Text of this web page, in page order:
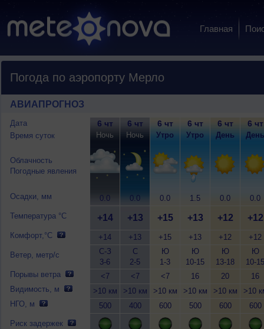
Главная
Погода по аэропорту Мерло
АВИАПРОГНОЗ
Дата
Время суток
Облачность
Погодные явления
Осадки, мм
Температура °C
Комфорт,°C
Ветер, метр/с
Порывы ветра
Видимость, м
НГО, м
Риск задержек
6 чт
Ночь
0.0
+14
+14
С-З
3-6
<7
>10 км
500
6 чт
Ночь
0.0
+13
+13
С
2-5
<7
>10 км
400
6 чт
Утро
0.0
+15
+15
Ю
1-3
<7
>10 км
600
6 чт
Утро
1.5
+13
+13
Ю
10-15
16
>10 км
500
6 чт
День
0.0
+12
+12
Ю
13-18
20
>10 км
600
6 чт
День
0.0
+12
+12
Ю
10-15
16
>10
600